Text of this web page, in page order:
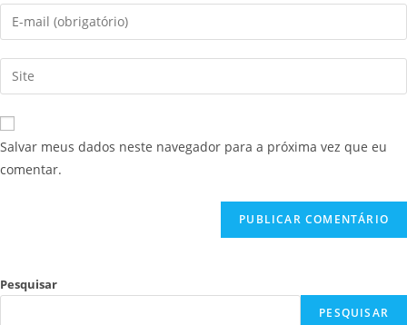
Salvar meus dados neste navegador para a próxima vez que eu
comentar.
Pesquisar
PESQUISAR